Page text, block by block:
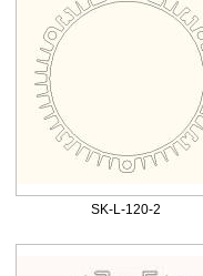
SK-L-120-2